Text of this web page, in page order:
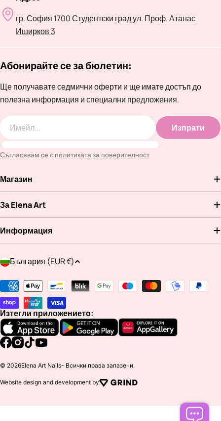
гр. София 1700 Студентски град ул. Проф. Атанас
Иширков 3
Абонирайте се за бюлетин:
Ще получавате седмични оферти и ще имате достъп до
полезна информация и специални предложения.
Изпрати
Съгласявам се с политиката за поверителност
Магазин
За Elena Art
Информация
Д
р
ж
а
в
а
/
р
е
България (EUR €)
Методи
на
плащане
Изтегли приложението:
Facebook
Instagram
TikTokYouTube
© 2026Elena Art Nails- Всички права запазени.
Website design and development by